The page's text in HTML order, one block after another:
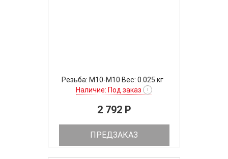
Резьба: M10-M10 Вес: 0.025 кг
Наличие: Под заказ
!
2 792 P
ПРЕДЗАКАЗ